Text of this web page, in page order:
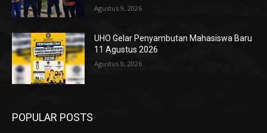
Agustus 9, 2026
UHO Gelar Penyambutan Mahasiswa Baru
11 Agustus 2026
Agustus 9, 2026
POPULAR POSTS